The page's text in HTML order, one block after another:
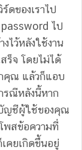
ดของเราไป
ไป
ไว้หลังใช้งาน
ร็จ โดยไม่ได้
คุณ แล้วก็แอบ
รณีหลังนี้หาก
บัญชีผู้ใช้ของคุณ
พสข้อความที่
คยเกิดขึ้นอยู่